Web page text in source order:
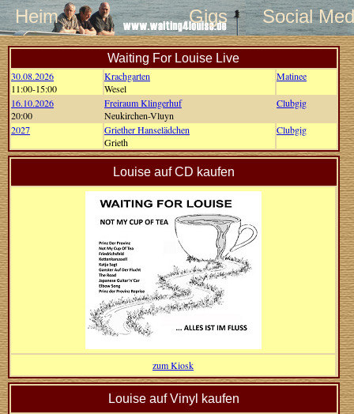
Heim Gigs Social
Waiting For Louise Live
30.08.2026
11:00-15:00
Krachgarten
Wesel
Matinee
16.10.2026
20:00
Freiraum Klingerhuf
Neukirchen-Vluyn
Clubgig
2027
Griether Hanselädchen
Grieth
Clubgig
Louise auf CD kaufen
zum Kiosk
Louise auf Vinyl kaufen